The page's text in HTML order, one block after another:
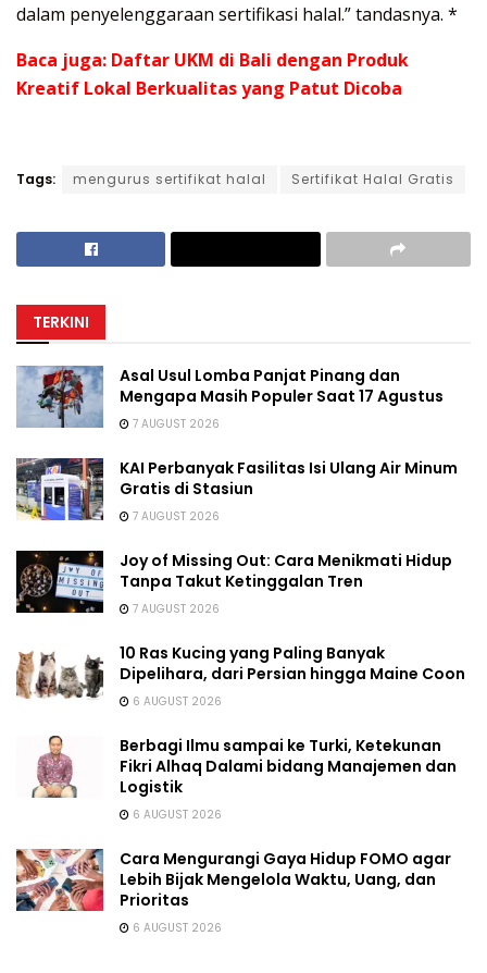
dalam penyelenggaraan sertifikasi halal.” tandasnya. *
Baca juga: Daftar UKM di Bali dengan Produk
Kreatif Lokal Berkualitas yang Patut Dicoba
Tags: mengurus sertifikat halal Sertifikat Halal Gratis
TERKINI
Asal Usul Lomba Panjat Pinang dan
Mengapa Masih Populer Saat 17 Agustus
7 AUGUST 2026
KAI Perbanyak Fasilitas Isi Ulang Air Minum
Gratis di Stasiun
7 AUGUST 2026
Joy of Missing Out: Cara Menikmati Hidup
Tanpa Takut Ketinggalan Tren
7 AUGUST 2026
10 Ras Kucing yang Paling Banyak
Dipelihara, dari Persian hingga Maine Coon
6 AUGUST 2026
Berbagi Ilmu sampai ke Turki, Ketekunan
Fikri Alhaq Dalami bidang Manajemen dan
Logistik
6 AUGUST 2026
Cara Mengurangi Gaya Hidup FOMO agar
Lebih Bijak Mengelola Waktu, Uang, dan
Prioritas
6 AUGUST 2026